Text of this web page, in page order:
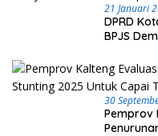
21 Januari
DPRD
BPJS
30
Pemprov